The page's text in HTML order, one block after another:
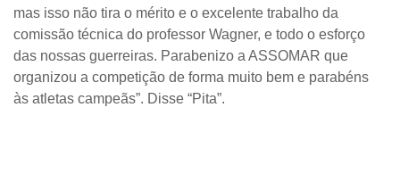
mas isso não tira o mérito e o excelente trabalho da
comissão técnica do professor Wagner, e todo o esforço
das nossas guerreiras. Parabenizo a ASSOMAR que
organizou a competição de forma muito bem e parabéns
às atletas campeãs”. Disse “Pita”.